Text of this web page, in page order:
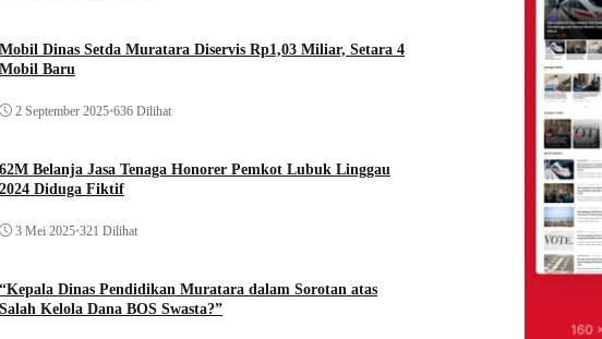
Mobil Dinas Setda Muratara Diservis Rp1,03 Miliar, Setara 4
Mobil Baru
2 September 2025•636 Dilihat
62M Belanja Jasa Tenaga Honorer Pemkot Lubuk Linggau
2024 Diduga Fiktif
3 Mei 2025•321 Dilihat
“Kepala Dinas Pendidikan Muratara dalam Sorotan atas
Salah Kelola Dana BOS Swasta?”